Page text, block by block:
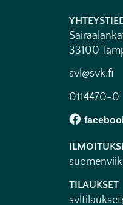
33100
svl@svk.fi
0114470-0
TILAUKSET